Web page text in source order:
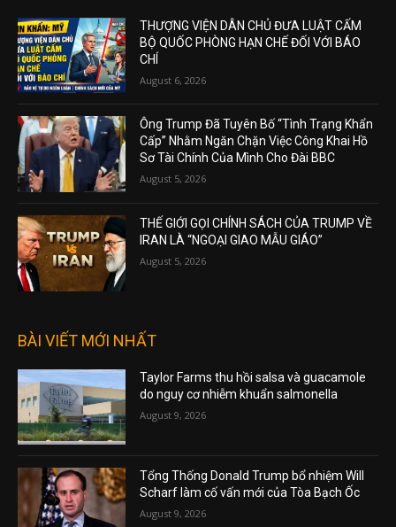
THƯỢNG VIỆN DÂN CHỦ ĐƯA LUẬT CẤM
BỘ QUỐC PHÒNG HẠN CHẾ ĐỐI VỚI BÁO
CHÍ
August 6, 2026
Ông Trump Đã Tuyên Bố “Tình Trạng Khẩn
Cấp” Nhằm Ngăn Chặn Việc Công Khai Hồ
Sơ Tài Chính Của Mình Cho Đài BBC
August 5, 2026
THẾ GIỚI GỌI CHÍNH SÁCH CỦA TRUMP VỀ
IRAN LÀ “NGOẠI GIAO MẪU GIÁO”
August 5, 2026
BÀI VIẾT MỚI NHẤT
Taylor Farms thu hồi salsa và guacamole
do nguy cơ nhiễm khuẩn salmonella
August 9, 2026
Tổng Thống Donald Trump bổ nhiệm Will
Scharf làm cố vấn mới của Tòa Bạch Ốc
August 9, 2026